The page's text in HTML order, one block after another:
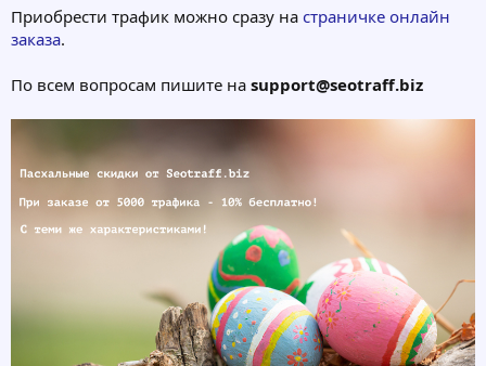
Приобрести трафик можно сразу на страничке онлайн
заказа.
По всем вопросам пишите на support@seotraff.biz